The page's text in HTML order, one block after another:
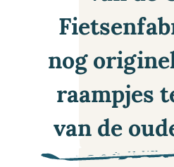
nog
raampjes
van de